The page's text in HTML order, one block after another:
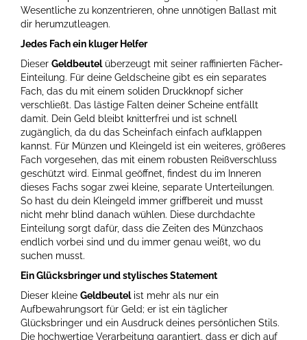
Wesentliche zu konzentrieren, ohne unnötigen Ballast mit
dir herumzutleagen.
Jedes Fach ein kluger Helfer
Dieser Geldbeutelüberzeugt mit seiner raffinierten Fächer-
Einteilung. Für deine Geldscheine gibt es ein separates
Fach, das du mit einem soliden Druckknopf sicher
verschließt. Das lästige Falten deiner Scheine entfällt
damit. Dein Geld bleibt knitterfrei und ist schnell
zugänglich, da du das Scheinfach einfach aufklappen
kannst. Für Münzen und Kleingeld ist ein weiteres, größeres
Fach vorgesehen, das mit einem robusten Reißverschluss
geschützt wird. Einmal geöffnet, findest du im Inneren
dieses Fachs sogar zwei kleine, separate Unterteilungen.
So hast du dein Kleingeld immer griffbereit und musst
nicht mehr blind danach wühlen. Diese durchdachte
Einteilung sorgt dafür, dass die Zeiten des Münzchaos
endlich vorbei sind und du immer genau weißt, wo du
suchen musst.
Ein Glücksbringer und stylisches Statement
Dieser kleine Geldbeutelist mehr als nur ein
Aufbewahrungsort für Geld; er ist ein täglicher
Glücksbringer und ein Ausdruck deines persönlichen Stils.
Die hochwertige Verarbeitung garantiert, dass er dich auf